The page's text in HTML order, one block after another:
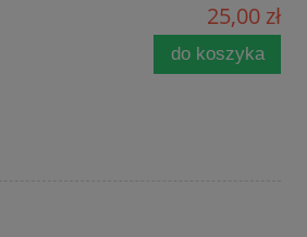
25,00 zł
do koszyka